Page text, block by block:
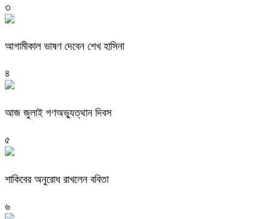
৩
আগামীকাল ভাষণ দেবেন শেখ হাসিনা
৪
আজ জুলাই গণঅভ্যুত্থান দিবস
৫
শাকিবের অনুরোধ রাখলেন ববিতা
৬